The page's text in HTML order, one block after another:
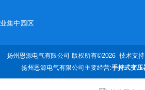
集中园区
扬州恩源电气有限公司 版权所有©2026 技术支持
扬州恩源电气有限公司主要经营:手持式变压